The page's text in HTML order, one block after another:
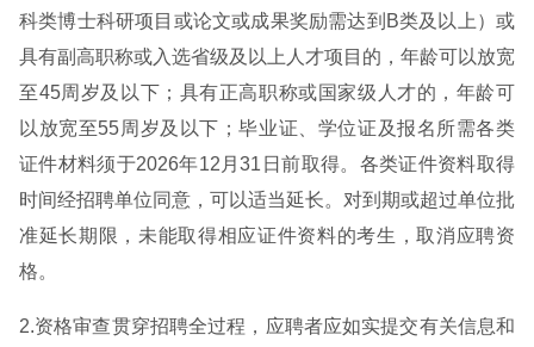
科类博士科研项目或论文或成果奖励需达到B类及以上）或
具有副高职称或入选省级及以上人才项目的，年龄可以放宽
至45周岁及以下；具有正高职称或国家级人才的，年龄可
以放宽至55周岁及以下；毕业证、学位证及报名所需各类
证件材料须于2026年12月31日前取得。各类证件资料取得
时间经招聘单位同意，可以适当延长。对到期或超过单位批
准延长期限，未能取得相应证件资料的考生，取消应聘资
格。
2.资格审查贯穿招聘全过程，应聘者应如实提交有关信息和